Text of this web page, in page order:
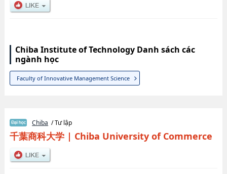
Chiba Institute of Technology Danh sách các
ngành học
Faculty of Innovative Management Science
Chiba / Tư lập
千葉商科大学| Chiba University of Commerce